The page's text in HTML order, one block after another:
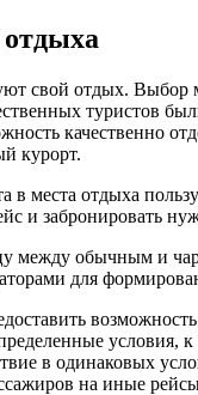
свой отдых. Выбор
туристов
качественно
курорт.
в места отдыха
и забронировать
между обычным и
для
условия,
в одинаковых
на иные